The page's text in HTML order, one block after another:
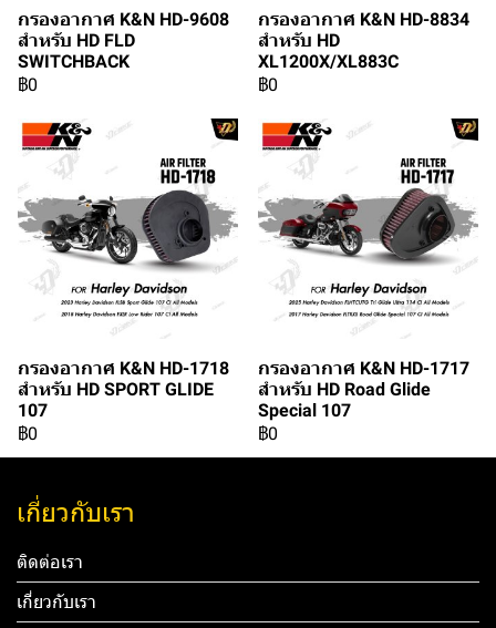
กรองอากาศ K&N HD-9608
สำหรับ HD FLD
SWITCHBACK
฿0
กรองอากาศ K&N HD-8834
สำหรับ HD
XL1200X/XL883C
฿0
กรองอากาศ K&N HD-1718
สำหรับ HD SPORT GLIDE
107
฿0
กรองอากาศ K&N HD-1717
สำหรับ HD Road Glide
Special 107
฿0
เกี่ยวกับเรา
ติดต่อเรา
เกี่ยวกับเรา